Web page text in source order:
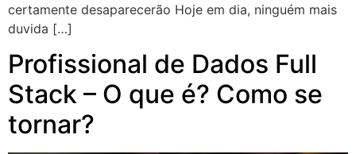
certamente desaparecerão Hoje em dia, ninguém mais
duvida […]
Profissional de Dados Full
Stack – O que é? Como se
tornar?